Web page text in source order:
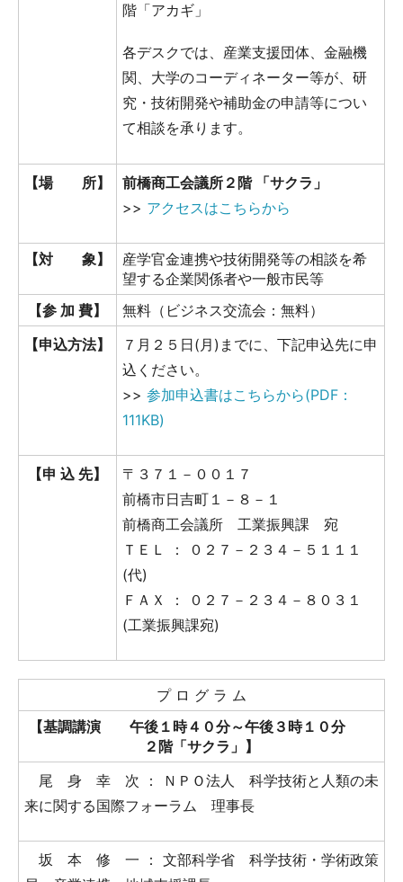
階「アカギ」
各デスクでは、産業支援団体、金融機
関、大学のコーディネーター等が、研
究・技術開発や補助金の申請等につい
て相談を承ります。
【場 所】
前橋商工会議所２階 「サクラ」
>> アクセスはこちらから
【対 象】
産学官金連携や技術開発等の相談を希
望する企業関係者や一般市民等
【参 加 費】
無料（ビジネス交流会：無料）
【申込方法】
７月２５日(月)までに、下記申込先に申
込ください。
>> 参加申込書はこちらから(PDF：
111KB)
【申 込 先】
〒３７１－００１７
前橋市日吉町１－８－１
前橋商工会議所 工業振興課 宛
ＴＥＬ ： ０２７－２３４－５１１１
(代)
ＦＡＸ ： ０２７－２３４－８０３１
(工業振興課宛)
プ ロ グ ラ ム
【基調講演 午後１時４０分～午後３時１０分
２階「サクラ」】
尾 身 幸 次 ： ＮＰＯ法人 科学技術と人類の未
来に関する国際フォーラム 理事長
坂 本 修 一 ： 文部科学省 科学技術・学術政策